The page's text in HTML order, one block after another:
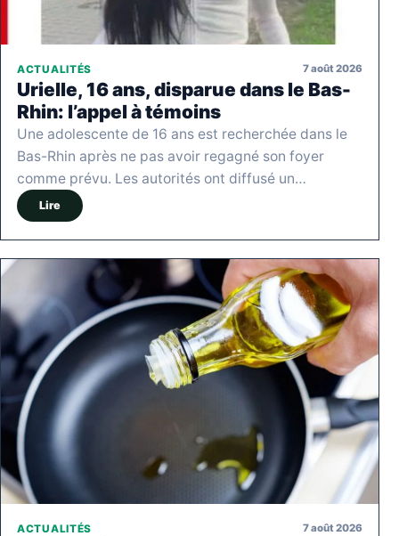
ACTUALITÉS 7 août 2026
Urielle, 16 ans, disparue dans le Bas-
Rhin: l’appel à témoins
Une adolescente de 16 ans est recherchée dans le
Bas-Rhin après ne pas avoir regagné son foyer
comme prévu. Les autorités ont diffusé un…
Lire
ACTUALITÉS 7 août 2026